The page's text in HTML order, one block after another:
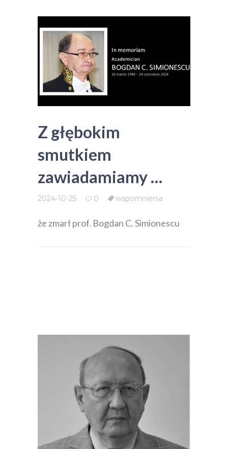
Z głębokim
smutkiem
zawiadamiamy …
2024-10-25 0 wspomnienia
że zmarł prof. Bogdan C. Simionescu